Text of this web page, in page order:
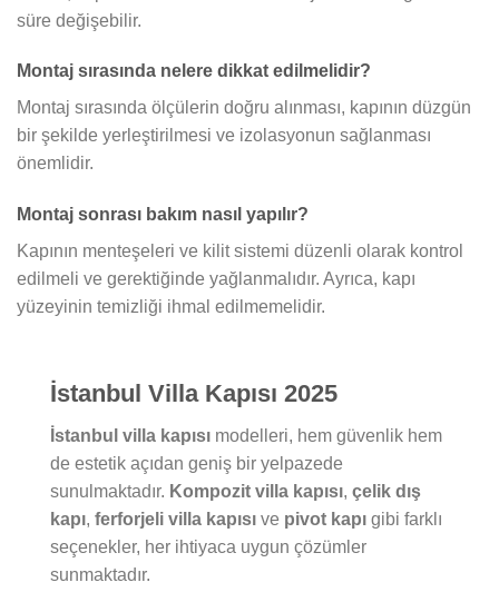
süre değişebilir.
Montaj sırasında nelere dikkat edilmelidir?
Montaj sırasında ölçülerin doğru alınması, kapının düzgün
bir şekilde yerleştirilmesi ve izolasyonun sağlanması
önemlidir.
Montaj sonrası bakım nasıl yapılır?
Kapının menteşeleri ve kilit sistemi düzenli olarak kontrol
edilmeli ve gerektiğinde yağlanmalıdır. Ayrıca, kapı
yüzeyinin temizliği ihmal edilmemelidir.
İstanbul Villa Kapısı 2025
İstanbul villa kapısı modelleri, hem güvenlik hem
de estetik açıdan geniş bir yelpazede
sunulmaktadır. Kompozit villa kapısı, çelik dış
kapı, ferforjeli villa kapısı ve pivot kapı gibi farklı
seçenekler, her ihtiyaca uygun çözümler
sunmaktadır.